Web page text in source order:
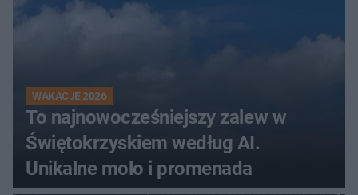
WAKACJE 2026
To najnowocześniejszy zalew w
Świętokrzyskiem według AI.
Unikalne molo i promenada